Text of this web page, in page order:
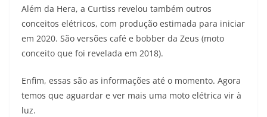
Além da Hera, a Curtiss revelou também outros
conceitos elétricos, com produção estimada para iniciar
em 2020. São versões café e bobber da Zeus (moto
conceito que foi revelada em 2018).
Enfim, essas são as informações até o momento. Agora
temos que aguardar e ver mais uma moto elétrica vir à
luz.